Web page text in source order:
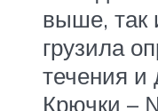
выше, так
грузила
течения и
Крючки –